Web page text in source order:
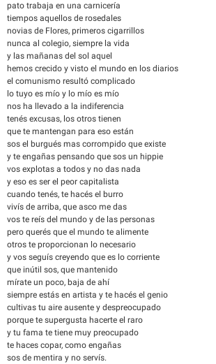
pato trabaja en una carnicería
tiempos aquellos de rosedales
novias de Flores, primeros cigarrillos
nunca al colegio, siempre la vida
y las mañanas del sol aquel
hemos crecido y visto el mundo en los diarios
el comunismo resultó complicado
lo tuyo es mío y lo mío es mío
nos ha llevado a la indiferencia
tenés excusas, los otros tienen
que te mantengan para eso están
sos el burgués mas corrompido que existe
y te engañas pensando que sos un hippie
vos explotas a todos y no das nada
y eso es ser el peor capitalista
cuando tenés, te hacés el burro
vivís de arriba, que asco me das
vos te reís del mundo y de las personas
pero querés que el mundo te alimente
otros te proporcionan lo necesario
y vos seguís creyendo que es lo corriente
que inútil sos, que mantenido
mírate un poco, baja de ahí
siempre estás en artista y te hacés el genio
cultivas tu aire ausente y despreocupado
porque te supergusta hacerte el raro
y tu fama te tiene muy preocupado
te haces copar, como engañas
sos de mentira y no servís.